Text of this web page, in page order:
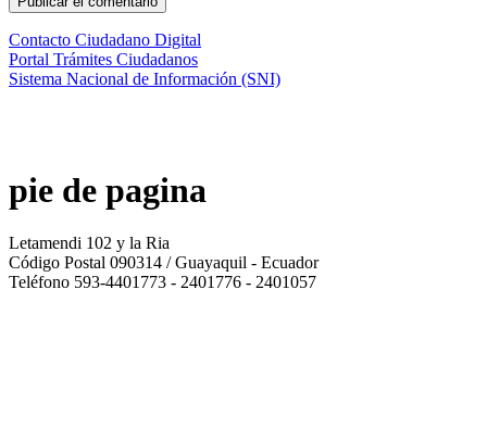
Contacto Ciudadano Digital
Portal Trámites Ciudadanos
Sistema Nacional de Información (SNI)
pie de pagina
Letamendi 102 y la Ria
Código Postal 090314 / Guayaquil - Ecuador
Teléfono 593-4401773 - 2401776 - 2401057